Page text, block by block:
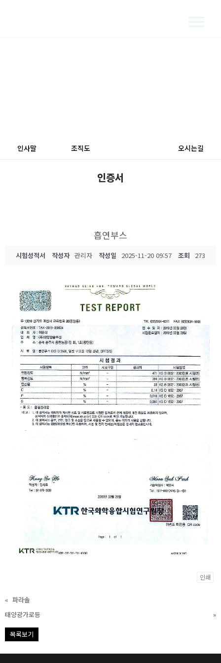
인사말 조직도 오시는길
인증서
흡연부스
시험성적서 작성자 관리자 작성일 2025-11-20 09:57 조회 273
인쇄
« 파라솔
태양광가로등
»
목록보기